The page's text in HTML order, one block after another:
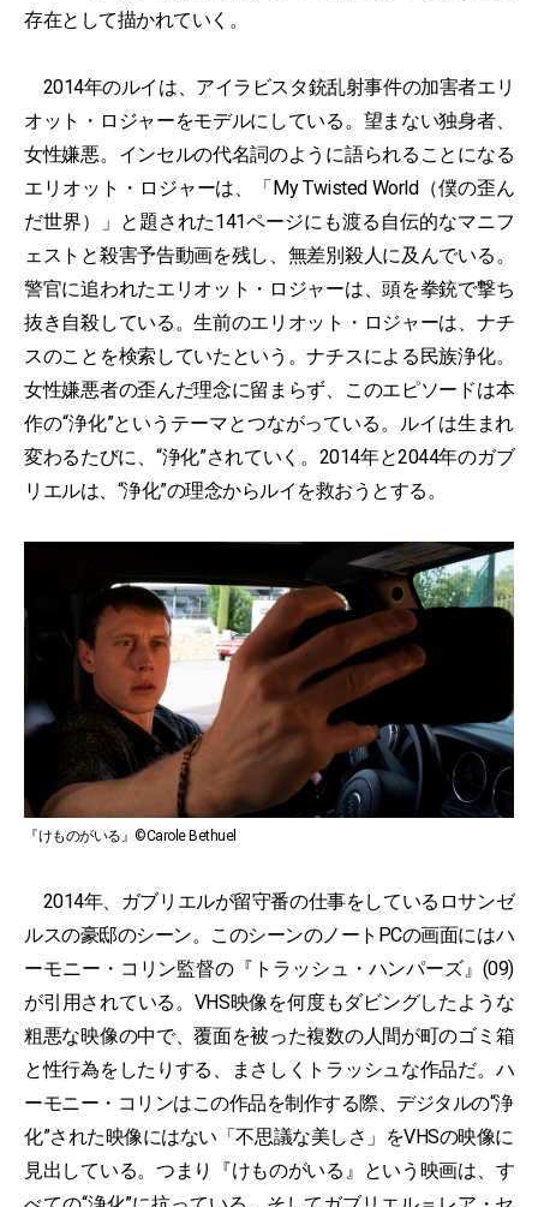
存在として描かれていく。
2014年のルイは、アイラビスタ銃乱射事件の加害者エリ
オット・ロジャーをモデルにしている。望まない独身者、
女性嫌悪。インセルの代名詞のように語られることになる
エリオット・ロジャーは、「My Twisted World（僕の歪ん
だ世界）」と題された141ページにも渡る自伝的なマニフ
ェストと殺害予告動画を残し、無差別殺人に及んでいる。
警官に追われたエリオット・ロジャーは、頭を拳銃で撃ち
抜き自殺している。生前のエリオット・ロジャーは、ナチ
スのことを検索していたという。ナチスによる民族浄化。
女性嫌悪者の歪んだ理念に留まらず、このエピソードは本
作の“浄化”というテーマとつながっている。ルイは生まれ
変わるたびに、“浄化”されていく。2014年と2044年のガブ
リエルは、“浄化”の理念からルイを救おうとする。
『けものがいる』©Carole Bethuel
2014年、ガブリエルが留守番の仕事をしているロサンゼ
ルスの豪邸のシーン。このシーンのノートPCの画面にはハ
ーモニー・コリン監督の『トラッシュ・ハンパーズ』(09)
が引用されている。VHS映像を何度もダビングしたような
粗悪な映像の中で、覆面を被った複数の人間が町のゴミ箱
と性行為をしたりする、まさしくトラッシュな作品だ。ハ
ーモニー・コリンはこの作品を制作する際、デジタルの“浄
化”された映像にはない「不思議な美しさ」をVHSの映像に
見出している。つまり『けものがいる』という映画は、す